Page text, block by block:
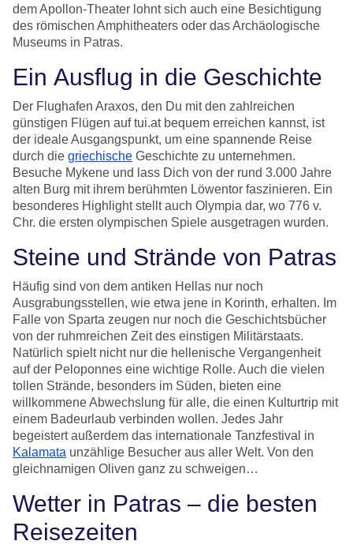
dem Apollon-Theater lohnt sich auch eine Besichtigung
des römischen Amphitheaters oder das Archäologische
Museums in Patras.
Ein Ausflug in die Geschichte
Der Flughafen Araxos, den Du mit den zahlreichen
günstigen Flügen auf tui.at bequem erreichen kannst, ist
der ideale Ausgangspunkt, um eine spannende Reise
durch die griechische Geschichte zu unternehmen.
Besuche Mykene und lass Dich von der rund 3.000 Jahre
alten Burg mit ihrem berühmten Löwentor faszinieren. Ein
besonderes Highlight stellt auch Olympia dar, wo 776 v.
Chr. die ersten olympischen Spiele ausgetragen wurden.
Steine und Strände von Patras
Häufig sind von dem antiken Hellas nur noch
Ausgrabungsstellen, wie etwa jene in Korinth, erhalten. Im
Falle von Sparta zeugen nur noch die Geschichtsbücher
von der ruhmreichen Zeit des einstigen Militärstaats.
Natürlich spielt nicht nur die hellenische Vergangenheit
auf der Peloponnes eine wichtige Rolle. Auch die vielen
tollen Strände, besonders im Süden, bieten eine
willkommene Abwechslung für alle, die einen Kulturtrip mit
einem Badeurlaub verbinden wollen. Jedes Jahr
begeistert außerdem das internationale Tanzfestival in
Kalamata unzählige Besucher aus aller Welt. Von den
gleichnamigen Oliven ganz zu schweigen…
Wetter in Patras – die besten
Reisezeiten